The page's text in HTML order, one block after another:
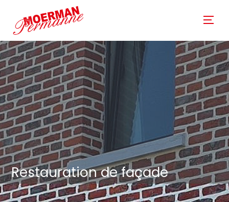
Restauration de façade